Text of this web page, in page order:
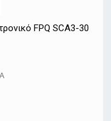
FPQ SCA3-30